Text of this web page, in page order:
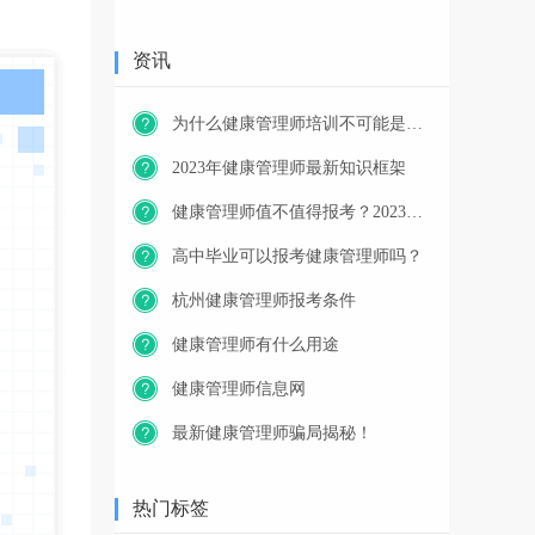
资讯
2023年健康管理师最新知识框架
高中毕业可以报考健康管理师吗？
杭州健康管理师报考条件
健康管理师有什么用途
健康管理师信息网
最新健康管理师骗局揭秘！
热门标签